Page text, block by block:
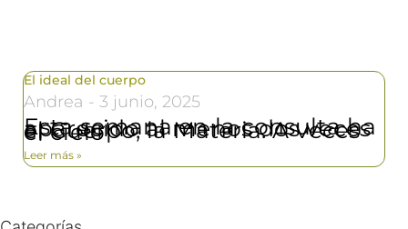
El ideal del cuerpo
Andrea 3 junio, 2025
Esta semana en la consulta ha aparecido al menos dos veces el Cuerpo, la Materia. A veces el cielo
Leer más »